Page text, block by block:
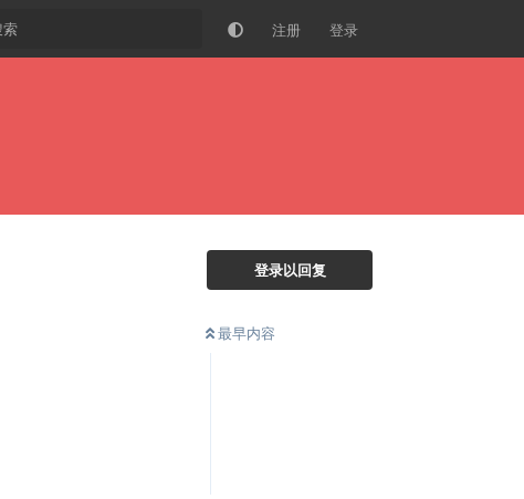
注册 登录
登录以回复
最早内容